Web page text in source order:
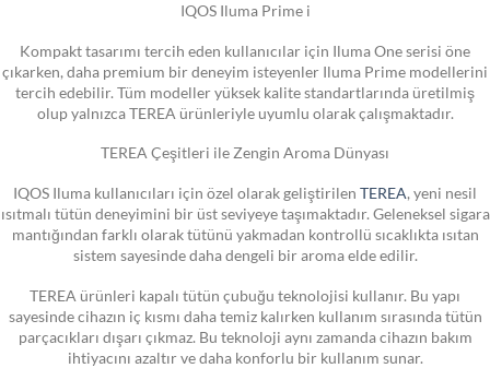
IQOS Iluma Prime i
Kompakt tasarımı tercih eden kullanıcılar için Iluma One serisi öne
çıkarken, daha premium bir deneyim isteyenler Iluma Prime modellerini
tercih edebilir. Tüm modeller yüksek kalite standartlarında üretilmiş
olup yalnızca TEREA ürünleriyle uyumlu olarak çalışmaktadır.
TEREA Çeşitleri ile Zengin Aroma Dünyası
IQOS Iluma kullanıcıları için özel olarak geliştirilen TEREA, yeni nesil
ısıtmalı tütün deneyimini bir üst seviyeye taşımaktadır. Geleneksel sigara
mantığından farklı olarak tütünü yakmadan kontrollü sıcaklıkta ısıtan
sistem sayesinde daha dengeli bir aroma elde edilir.
TEREA ürünleri kapalı tütün çubuğu teknolojisi kullanır. Bu yapı
sayesinde cihazın iç kısmı daha temiz kalırken kullanım sırasında tütün
parçacıkları dışarı çıkmaz. Bu teknoloji aynı zamanda cihazın bakım
ihtiyacını azaltır ve daha konforlu bir kullanım sunar.